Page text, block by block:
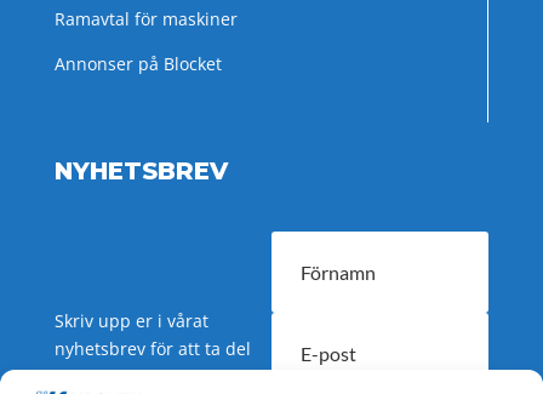
Ramavtal för maskiner
Annonser på Blocket
NYHETSBREV
Skriv upp er i vårat
nyhetsbrev för att ta del
av nyheter och